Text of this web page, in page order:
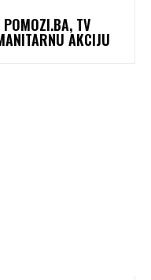
POMOZI.BA, TV
AKCIJU